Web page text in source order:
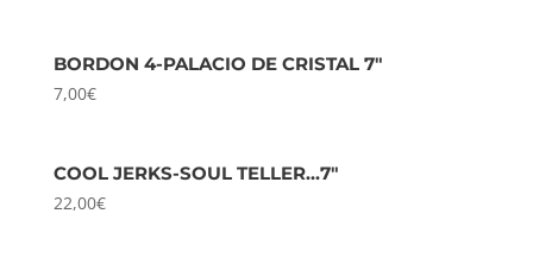
BORDON 4-PALACIO DE CRISTAL 7″
7,00€
COOL JERKS-SOUL TELLER…7″
22,00€